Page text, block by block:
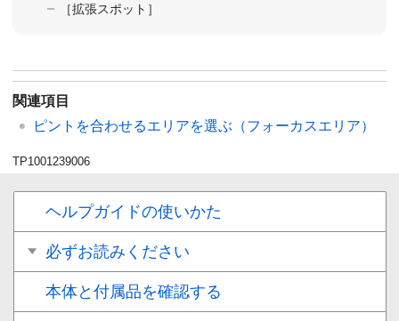
［拡張スポット］
関連項目
ピントを合わせるエリアを選ぶ（フォーカスエリア）
TP1001239006
ヘルプガイドの使いかた
必ずお読みください
本体と付属品を確認する